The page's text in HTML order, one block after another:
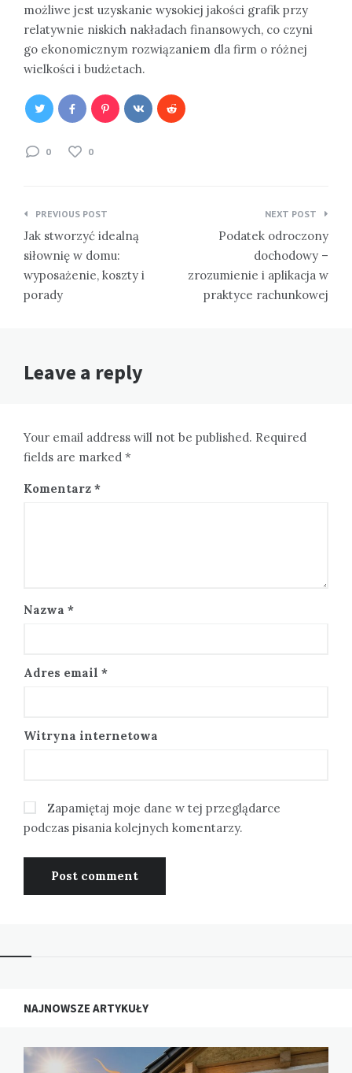
możliwe jest uzyskanie wysokiej jakości grafik przy
relatywnie niskich nakładach finansowych, co czyni
go ekonomicznym rozwiązaniem dla firm o różnej
wielkości i budżetach.
0 0
Nawigacja
wpisu
PREVIOUS POST
Jak stworzyć idealną
siłownię w domu:
wyposażenie, koszty i
porady
NEXT POST
Podatek odroczony
dochodowy –
zrozumienie i aplikacja w
praktyce rachunkowej
Leave a reply
Your email address will not be published. Required
fields are marked *
Komentarz *
Nazwa *
Adres email *
Witryna internetowa
Zapamiętaj moje dane w tej przeglądarce
podczas pisania kolejnych komentarzy.
NAJNOWSZE ARTYKUŁY